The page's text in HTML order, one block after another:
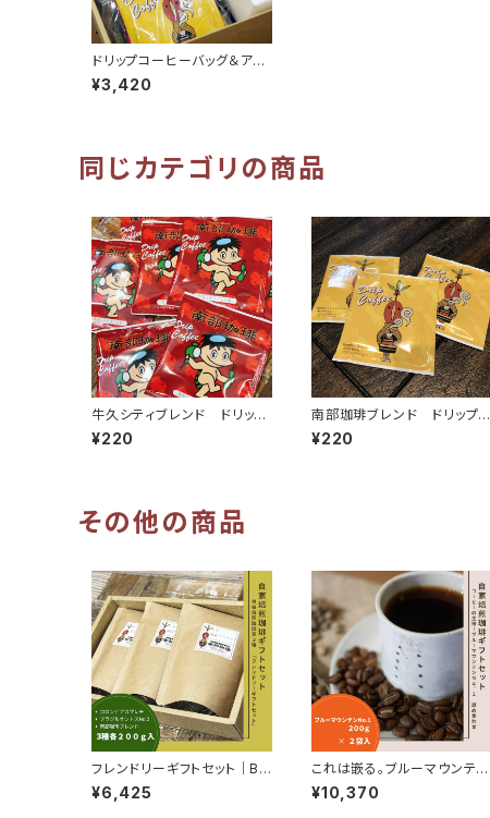
ドリップコーヒーバッグ＆アイ
スコーヒーギフトセット｜LI-3
¥3,420
同じカテゴリの商品
牛久シティブレンド ドリップ
コーヒーバッグ（キューちゃん）
¥220
南部珈琲ブレンド ドリップコ
ーヒーバッグ（ブンナちゃん）
¥220
その他の商品
フレンドリーギフトセット｜B3
-2
¥6,425
これは嵌る。ブルーマウンテン
No.1自家焙煎コーヒーギフト
セット｜B2-4
¥10,370